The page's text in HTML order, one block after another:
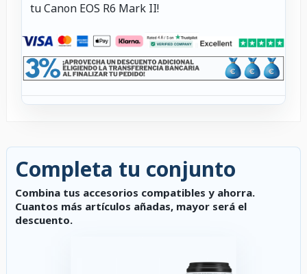
tu Canon EOS R6 Mark II!
Completa tu conjunto
Combina tus accesorios compatibles y ahorra.
Cuantos más artículos añadas, mayor será el
descuento.